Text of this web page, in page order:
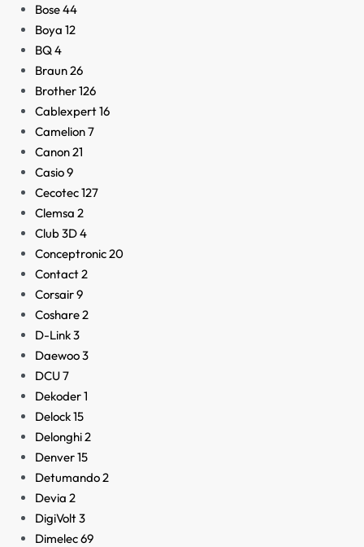
Bose44
Boya 12
BQ4
Braun26
Brother126
Cablexpert16
Camelion7
Canon21
Casio9
Cecotec127
Clemsa 2
Club 3D4
Conceptronic20
Contact2
Corsair9
Coshare2
D-Link3
Daewoo3
DCU7
Dekoder1
Delock15
Delonghi2
Denver15
Detumando2
Devia 2
DigiVolt3
Dimelec69